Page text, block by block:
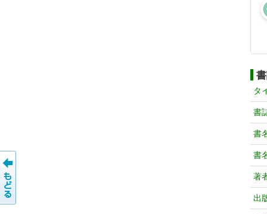
タ
書
書
書
著
出